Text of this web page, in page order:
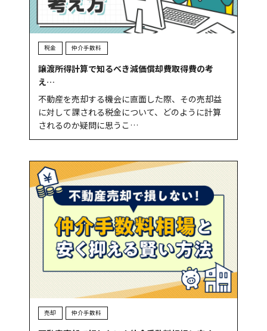
税金 仲介手数料
譲渡所得計算で知るべき減価償却費取得費の考
え…
不動産を売却する機会に直面した際、その売却益
に対して課される税金について、どのように計算
されるのか疑問に思うこ…
売却 仲介手数料